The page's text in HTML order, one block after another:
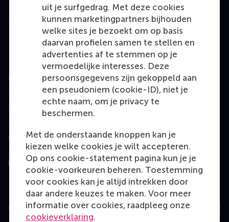
uit je surfgedrag. Met deze cookies
kunnen marketingpartners bijhouden
welke sites je bezoekt om op basis
daarvan profielen samen te stellen en
advertenties af te stemmen op je
vermoedelijke interesses. Deze
persoonsgegevens zijn gekoppeld aan
een pseudoniem (cookie-ID), niet je
echte naam, om je privacy te
beschermen.
Met de onderstaande knoppen kan je
kiezen welke cookies je wilt accepteren.
Op ons cookie-statement pagina kun je je
cookie-voorkeuren beheren. Toestemming
voor cookies kan je altijd intrekken door
daar andere keuzes te maken. Voor meer
informatie over cookies, raadpleeg onze
cookieverklaring.
Executive Education
Programme finder
Information for
Contact
Volg ons
InstagramLinkedInFacebookYouTube
X Bluesky